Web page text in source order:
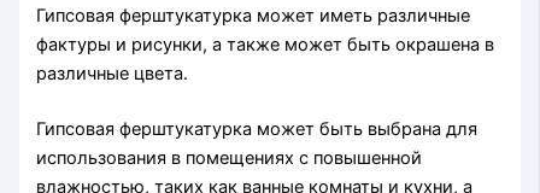
Гипсовая ферштукатурка может иметь различные
фактуры и рисунки, а также может быть окрашена в
различные цвета.
Гипсовая ферштукатурка может быть выбрана для
использования в помещениях с повышенной
влажностью, таких как ванные комнаты и кухни, а